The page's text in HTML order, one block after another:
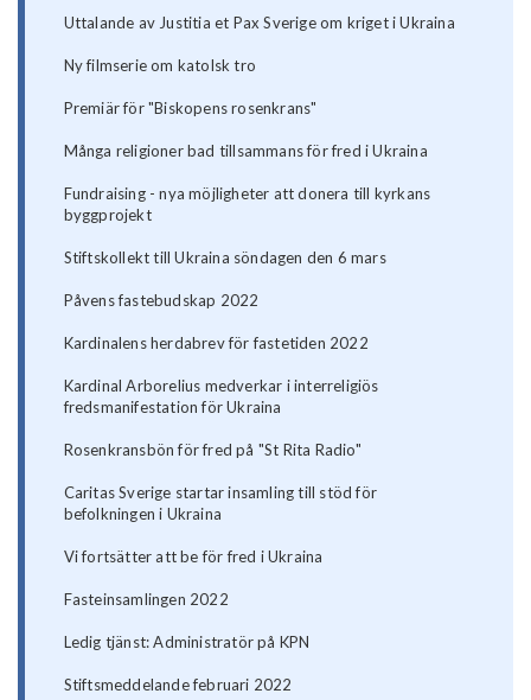
Uttalande av Justitia et Pax Sverige om kriget i Ukraina
Ny filmserie om katolsk tro
Premiär för "Biskopens rosenkrans"
Många religioner bad tillsammans för fred i Ukraina
Fundraising - nya möjligheter att donera till kyrkans
byggprojekt
Stiftskollekt till Ukraina söndagen den 6 mars
Påvens fastebudskap 2022
Kardinalens herdabrev för fastetiden 2022
Kardinal Arborelius medverkar i interreligiös
fredsmanifestation för Ukraina
Rosenkransbön för fred på "St Rita Radio"
Caritas Sverige startar insamling till stöd för
befolkningen i Ukraina
Vi fortsätter att be för fred i Ukraina
Fasteinsamlingen 2022
Ledig tjänst: Administratör på KPN
Stiftsmeddelande februari 2022